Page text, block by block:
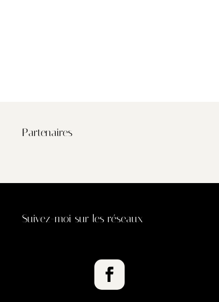
Partenaires
Suivez-moi sur les réseaux